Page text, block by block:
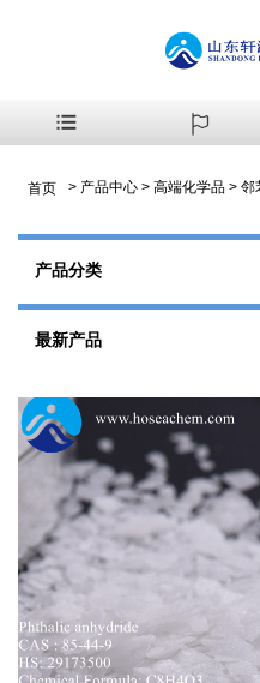
首页 > 产品中心 > 高端化学品 > 邻
产品分类
最新产品